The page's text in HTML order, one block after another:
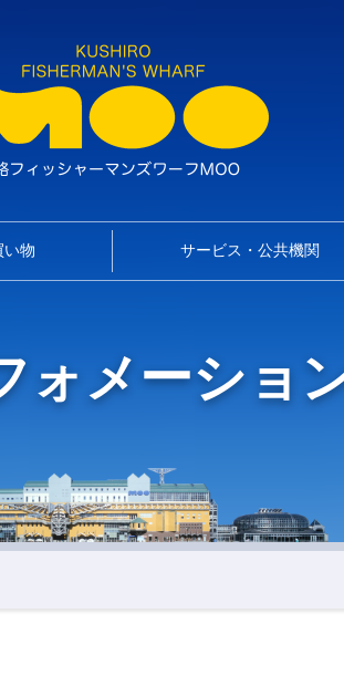
い物 サービス・公共機関
ォメーショ